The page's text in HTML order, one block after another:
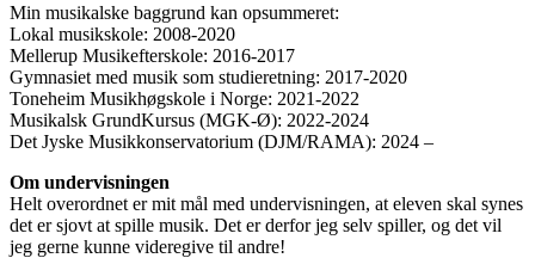
Min musikalske baggrund kan opsummeret:
Lokal musikskole: 2008-2020
Mellerup Musikefterskole: 2016-2017
Gymnasiet med musik som studieretning: 2017-2020
Toneheim Musikhøgskole i Norge: 2021-2022
Musikalsk GrundKursus (MGK-Ø): 2022-2024
Det Jyske Musikkonservatorium (DJM/RAMA): 2024 –
Om undervisningen
Helt overordnet er mit mål med undervisningen, at eleven skal synes
det er sjovt at spille musik. Det er derfor jeg selv spiller, og det vil
jeg gerne kunne videregive til andre!